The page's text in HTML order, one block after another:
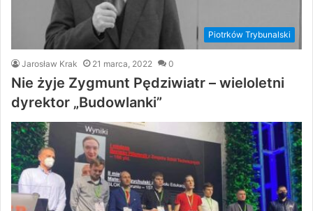
Piotrków Trybunalski
Jarosław Krak 21 marca, 2022 0
Nie żyje Zygmunt Pędziwiatr – wieloletni
dyrektor „Budowlanki”